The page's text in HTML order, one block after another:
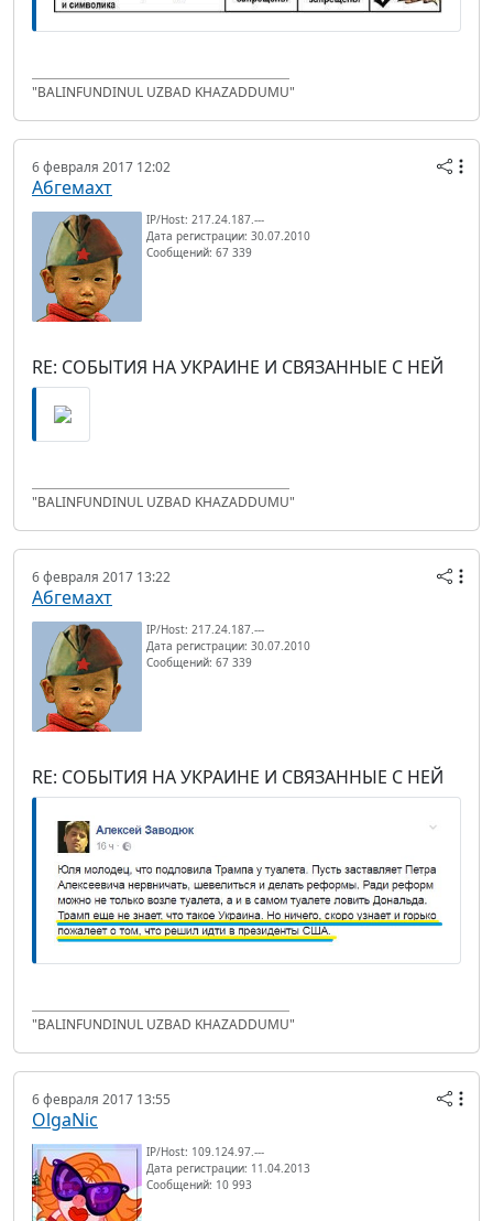
"BALINFUNDINUL UZBAD KHAZADDUMU"
6 февраля 2017 12:02
Абгемахт
IP/Host: 217.24.187.---
Дата регистрации: 30.07.2010
Сообщений: 67 339
RE: СОБЫТИЯ НА УКРАИНЕ И СВЯЗАННЫЕ С НЕЙ
"BALINFUNDINUL UZBAD KHAZADDUMU"
6 февраля 2017 13:22
Абгемахт
IP/Host: 217.24.187.---
Дата регистрации: 30.07.2010
Сообщений: 67 339
RE: СОБЫТИЯ НА УКРАИНЕ И СВЯЗАННЫЕ С НЕЙ
"BALINFUNDINUL UZBAD KHAZADDUMU"
6 февраля 2017 13:55
OlgaNic
IP/Host: 109.124.97.---
Дата регистрации: 11.04.2013
Сообщений: 10 993